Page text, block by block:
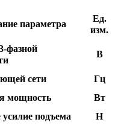
параметра
Ед.
изм.
фазной
В
сети Гц
мощность
Вт
подъема
Н